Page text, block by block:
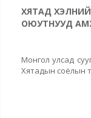
ХЯТАД
ОЮУТНУУД
Монгол улсад
Хятадын соёлын